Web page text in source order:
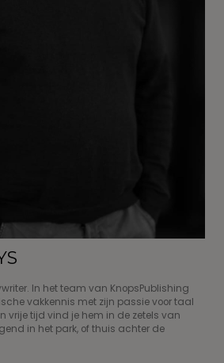
In het team van KnopsPublishing
vakkennis met zijn passie voor taal
vrije tijd vind je hem in de zetels van
in het park, of thuis achter de